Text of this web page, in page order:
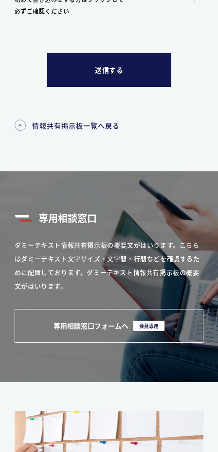
必ずご確認ください
情報共有掲示板一覧へ戻る
専用相談窓口
ダミーテキスト情報共有掲示板の概要文がはいります。こちら
はダミーテキスト文字サイズ・文字間・行間などを確認するた
めに配置しております。ダミーテキスト情報共有掲示板の概要
文がはいります。
専用相談窓口フォームへ 会員専用